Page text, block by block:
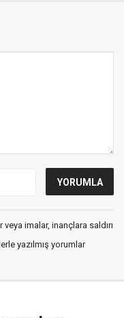
imalar, inançlara saldırı
yazılmış yorumlar